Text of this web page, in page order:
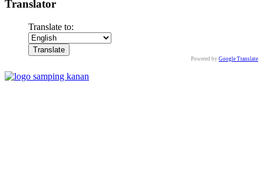
Translator
Translate to:
Powered by Google Translate